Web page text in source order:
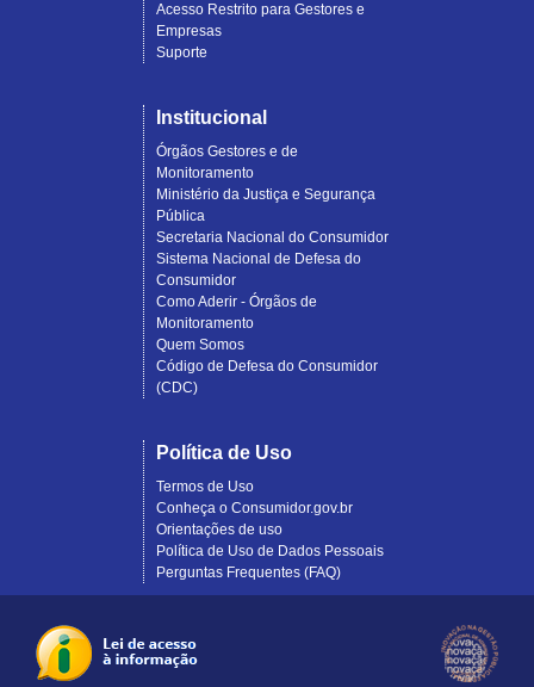
Acesso Restrito para Gestores e
Empresas
Suporte
Institucional
Órgãos Gestores e de
Monitoramento
Ministério da Justiça e Segurança
Pública
Secretaria Nacional do Consumidor
Sistema Nacional de Defesa do
Consumidor
Como Aderir - Órgãos de
Monitoramento
Quem Somos
Código de Defesa do Consumidor
(CDC)
Política de Uso
Termos de Uso
Conheça o Consumidor.gov.br
Orientações de uso
Política de Uso de Dados Pessoais
Perguntas Frequentes (FAQ)